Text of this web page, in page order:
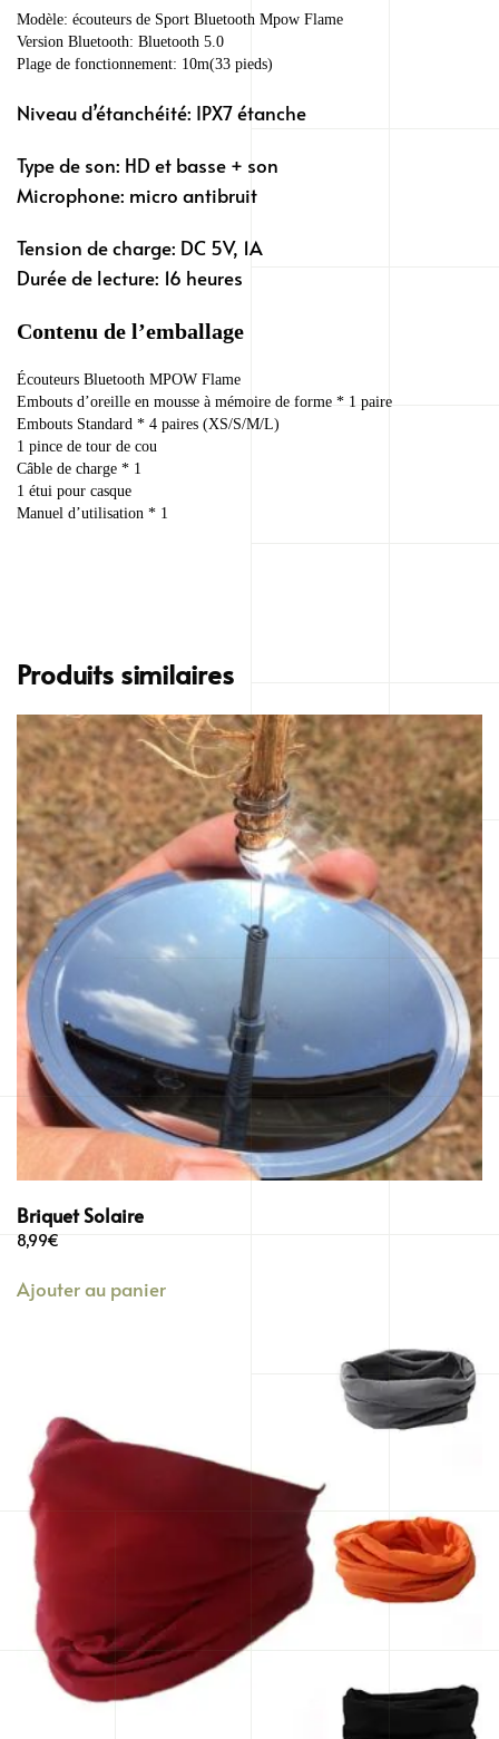
Modèle: écouteurs de Sport Bluetooth Mpow Flame
Version Bluetooth: Bluetooth 5.0
Plage de fonctionnement: 10m(33 pieds)
Niveau d’étanchéité: IPX7 étanche
Type de son: HD et basse + son
Microphone: micro antibruit
Tension de charge: DC 5V, 1A
Durée de lecture: 16 heures
Contenu de l’emballage
Écouteurs Bluetooth MPOW Flame
Embouts d’oreille en mousse à mémoire de forme * 1 paire
Embouts Standard * 4 paires (XS/S/M/L)
1 pince de tour de cou
Câble de charge * 1
1 étui pour casque
Manuel d’utilisation * 1
Produits similaires
Briquet Solaire
8,99€
Ajouter au panier